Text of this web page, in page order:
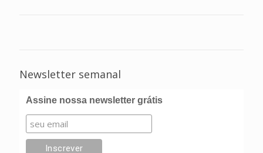
Newsletter semanal
Assine nossa newsletter grátis